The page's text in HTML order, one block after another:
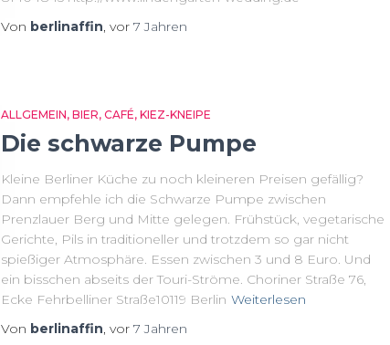
Von berlinaffin, vor 7 Jahren
ALLGEMEIN BIER CAFÉ KIEZ-KNEIPE
Die schwarze Pumpe
Kleine Berliner Küche zu noch kleineren Preisen gefällig?
Dann empfehle ich die Schwarze Pumpe zwischen
Prenzlauer Berg und Mitte gelegen. Frühstück, vegetarische
Gerichte, Pils in traditioneller und trotzdem so gar nicht
spießiger Atmosphäre. Essen zwischen 3 und 8 Euro. Und
ein bisschen abseits der Touri-Ströme. Choriner Straße 76,
Ecke Fehrbelliner Straße10119 Berlin Weiterlesen
Von berlinaffin, vor 7 Jahren